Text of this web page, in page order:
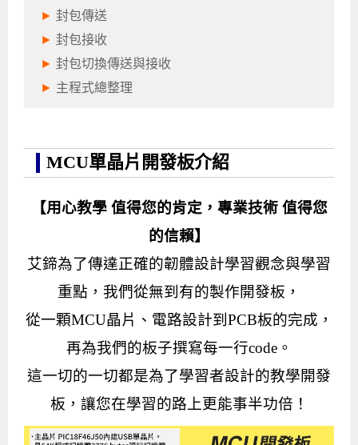
► 封包傳送
► 封包接收
► 封包切換傳送與接收
► 主程式總整理
MCU單晶片開發板介紹
【用心教學 值得您的肯定，專業技術 值得您
的信賴】
艾鍗為了傳達正確的韌體設計學習觀念與學習
重點，我們從無到有的製作開發板，
從一顆MCU晶片、電路設計到PCB板的完成，
再為我們的板子撰寫每一行code。
這一切的一切都是為了學習者設計的教學開發
板，讓您在學習的路上更能事半功倍！